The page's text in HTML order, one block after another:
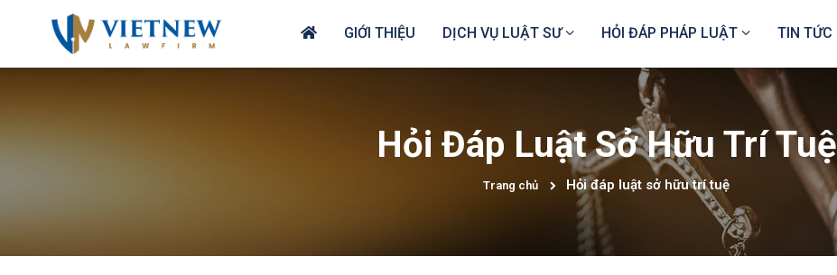
GIỚI THIỆU DỊCH VỤ LUẬT SƯ HỎI ĐÁP PHÁP LUẬT TIN TỨC
Hỏi Đáp Luật Sở Hữu Trí Tuệ
Trang chủ Hỏi đáp luật sở hữu trí tuệ